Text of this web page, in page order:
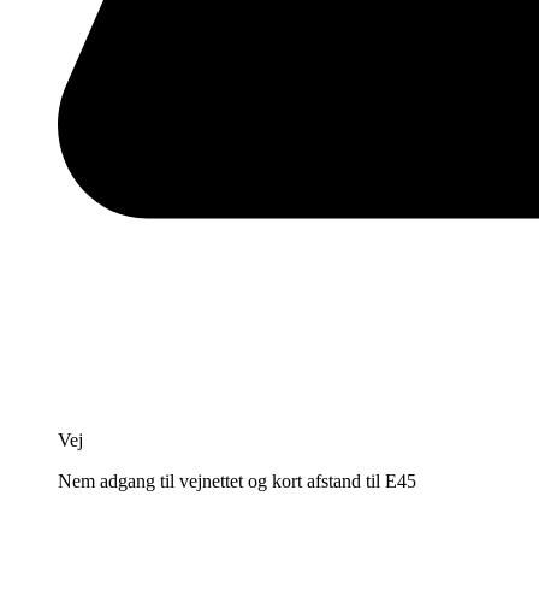
Vej
Nem adgang til vejnettet og kort afstand til E45